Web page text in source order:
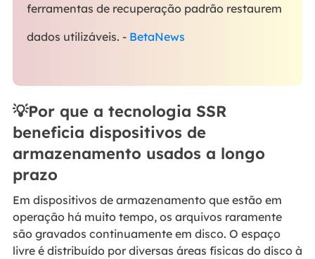
ferramentas de recuperação padrão restaurem
dados utilizáveis. - BetaNews
💡Por que a tecnologia SSR
beneficia dispositivos de
armazenamento usados a longo
prazo
Em dispositivos de armazenamento que estão em
operação há muito tempo, os arquivos raramente
são gravados continuamente em disco. O espaço
livre é distribuído por diversas áreas físicas do disco à